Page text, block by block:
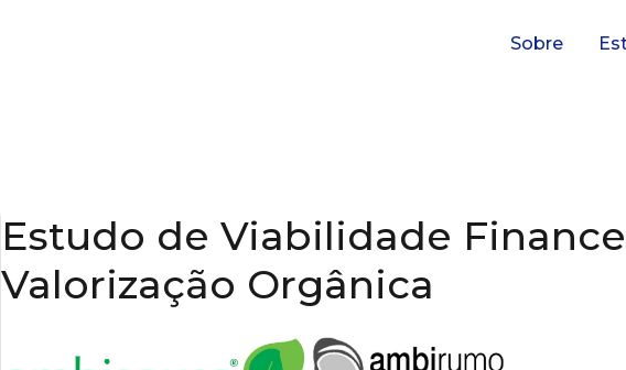
Sobre
Estudo de Viabilidade
Valorização Orgânica